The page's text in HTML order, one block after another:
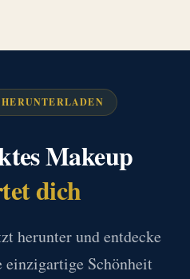
Makeup
dich
herunter und entdecke
Schönheit